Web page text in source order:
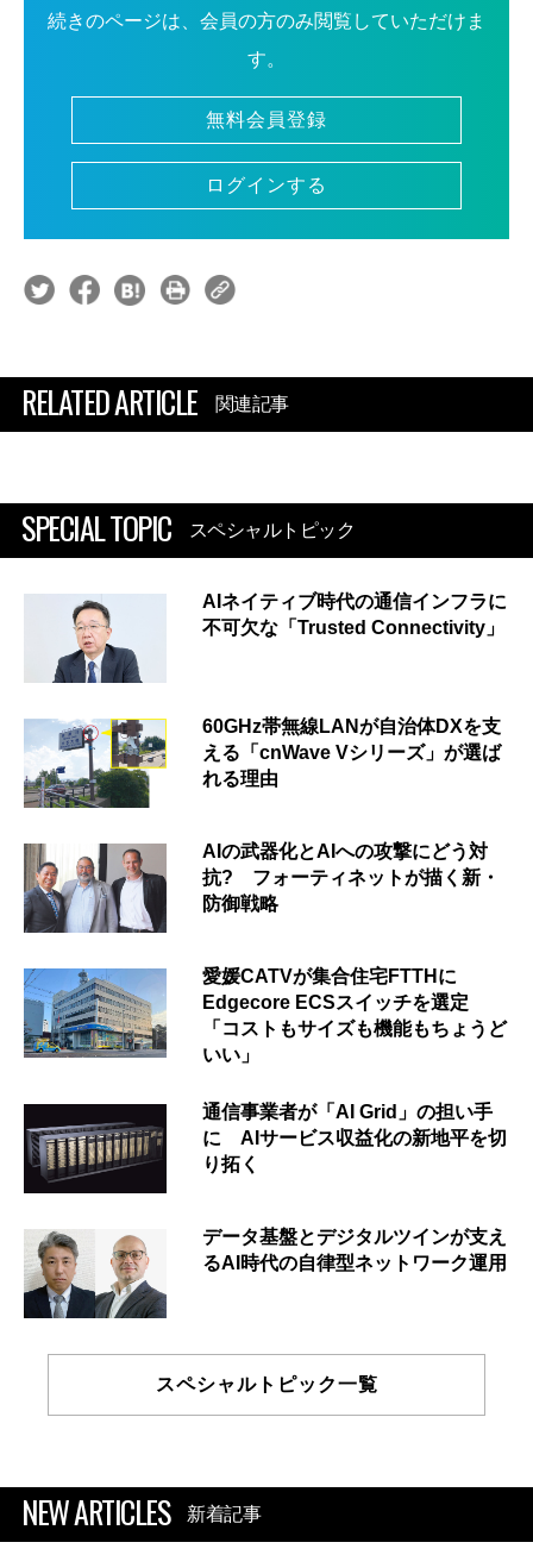
続きのページは、会員の方のみ閲覧していただけま
す。
無料会員登録
ログインする
RELATED ARTICLE 関連記事
SPECIAL TOPIC スペシャルトピック
AIネイティブ時代の通信インフラに
不可欠な「Trusted Connectivity」
60GHz帯無線LANが自治体DXを支
える「cnWave Vシリーズ」が選ば
れる理由
AIの武器化とAIへの攻撃にどう対
抗? フォーティネットが描く新・
防御戦略
愛媛CATVが集合住宅FTTHに
Edgecore ECSスイッチを選定
「コストもサイズも機能もちょうど
いい」
通信事業者が「AI Grid」の担い手
に AIサービス収益化の新地平を切
り拓く
データ基盤とデジタルツインが支え
るAI時代の自律型ネットワーク運用
スペシャルトピック一覧
NEW ARTICLES 新着記事